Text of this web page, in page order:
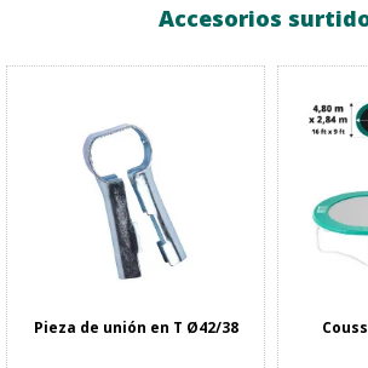
Accesorios
Pieza de unión en T Ø42/38